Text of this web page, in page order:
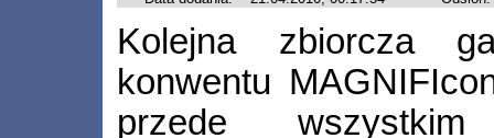
Kolejna zbiorcza
konwentu
przede